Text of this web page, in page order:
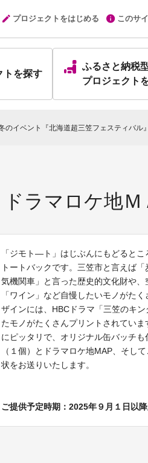
プロジェクトをはじめる このサ
ト を探す
ふるさと納税
プロジェクト
のイベント『北海道超三笠フェスティバル
ラマロケ地
「ジモト―ト」はじぶんにもどると
トートバックです。三笠市と言えば
気機関車」と言った歴史的文化財や、
「ワイン」など自慢したいモノがた
ザインには、HBCドラマ「三笠のキ
たモノがたくさんプリントされてい
にピッタリで、オリジナル缶バッチも
（１個）とドラマロケ地MAP、そし
状をお送りいたします。
ご提供予定時期：2025年９月１日以